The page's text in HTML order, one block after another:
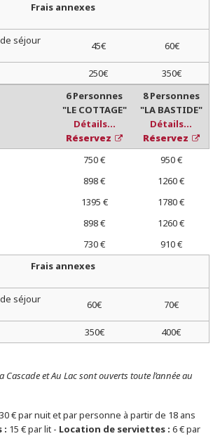
Frais annexes
séjour 45€ 60€
250€ 350€
6 Personnes
"LE COTTAGE"
Détails...
Réservez
8 Personnes
"LA BASTIDE"
Détails...
Réservez
750 €
950 €
898 €
1260 €
1395 €
1780 €
898 €
1260 €
730 €
910 €
Frais annexes
séjour 60€ 70€
350€ 400€
Cascade et Au Lac sont ouverts toute l’année au
€ par nuit et par personne à partir de 18 ans
: 15 € par lit - Location de serviettes : 6 € par